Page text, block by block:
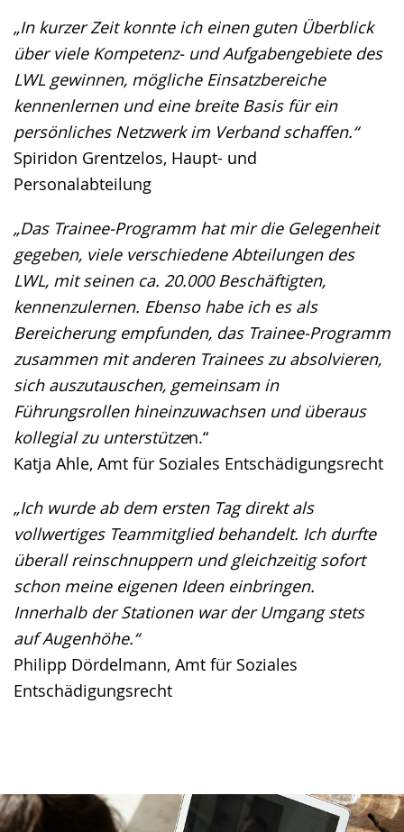
„In kurzer Zeit konnte ich einen guten Überblick
über viele Kompetenz- und Aufgabengebiete des
LWL gewinnen, mögliche Einsatzbereiche
kennenlernen und eine breite Basis für ein
persönliches Netzwerk im Verband schaffen.“
Spiridon Grentzelos, Haupt- und
Personalabteilung
„Das Trainee-Programm hat mir die Gelegenheit
gegeben, viele verschiedene Abteilungen des
LWL, mit seinen ca. 20.000 Beschäftigten,
kennenzulernen. Ebenso habe ich es als
Bereicherung empfunden, das Trainee-Programm
zusammen mit anderen Trainees zu absolvieren,
sich auszutauschen, gemeinsam in
Führungsrollen hineinzuwachsen und überaus
kollegial zu unterstützen.“
Katja Ahle, Amt für Soziales Entschädigungsrecht
„Ich wurde ab dem ersten Tag direkt als
vollwertiges Teammitglied behandelt. Ich durfte
überall reinschnuppern und gleichzeitig sofort
schon meine eigenen Ideen einbringen.
Innerhalb der Stationen war der Umgang stets
auf Augenhöhe.“
Philipp Dördelmann, Amt für Soziales
Entschädigungsrecht